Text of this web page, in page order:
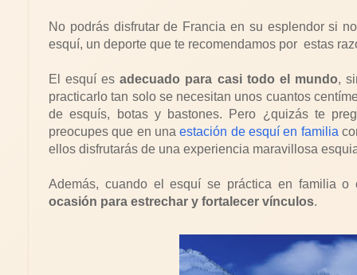
No podrás disfrutar de Francia en su esplendor si
esquí, un deporte que te recomendamos por estas
El esquí esadecuado para casi todo el mundo,
practicarlo tan solo se necesitan unos cuantos
de esquís, botas y bastones. Pero ¿quizás te
preocupes que en unaestación de esquí en familia
ellos disfrutarás de una experiencia maravillosa
Además, cuando el esquí se práctica en familia
ocasión para estrechar y fortalecer vínculos.